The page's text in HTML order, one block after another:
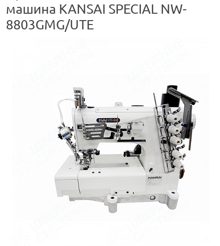
машина KANSAI SPECIAL NW-
8803GMG/UTE